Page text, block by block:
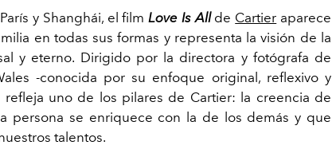
y Shanghái, el filmLove Is All de Cartier aparece
en todas sus formas y representa la visión de la
y eterno. Dirigido por la directora y fotógrafa de
-conocida por su enfoque original, reflexivo y
refleja uno de los pilares de Cartier: la creencia de
persona se enriquece con la de los demás y que
talentos.